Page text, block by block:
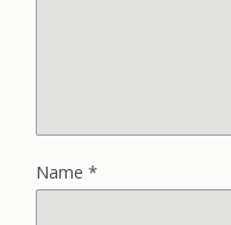
Name *